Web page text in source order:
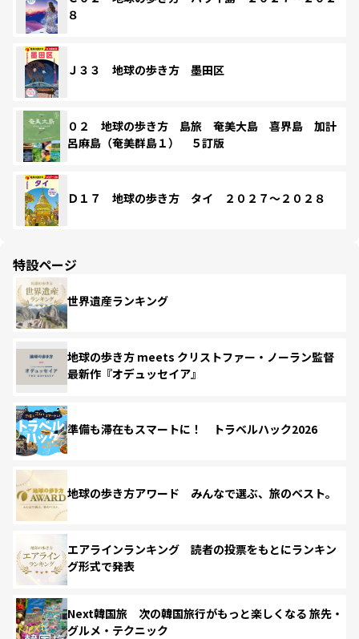
８
Ｊ３３ 地球の歩き方 墨田区
０２ 地球の歩き方 島旅 奄美大島 喜界島 加計
呂麻島（奄美群島１） ５訂版
Ｄ１７ 地球の歩き方 タイ ２０２７～２０２８
特設ページ
世界遺産ランキング
地球の歩き方 meets クリストファー・ノーラン監督
最新作『オデュッセイア』
準備も滞在もスマートに！ トラベルハック2026
地球の歩き方アワード みんなで選ぶ、旅のベスト。
エアラインランキング 読者の投票をもとにランキン
グ形式で発表
Next韓国旅 次の韓国旅行がもっと楽しくなる 旅先・
グルメ・テクニック